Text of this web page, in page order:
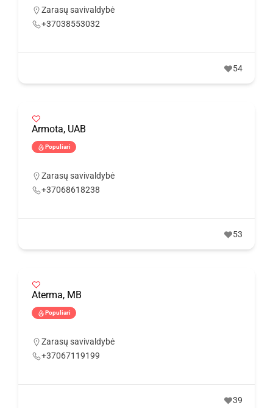
Zarasų savivaldybė
+37038553032
54
Armota, UAB
Populiari
Zarasų savivaldybė
+37068618238
53
Aterma, MB
Populiari
Zarasų savivaldybė
+37067119199
39